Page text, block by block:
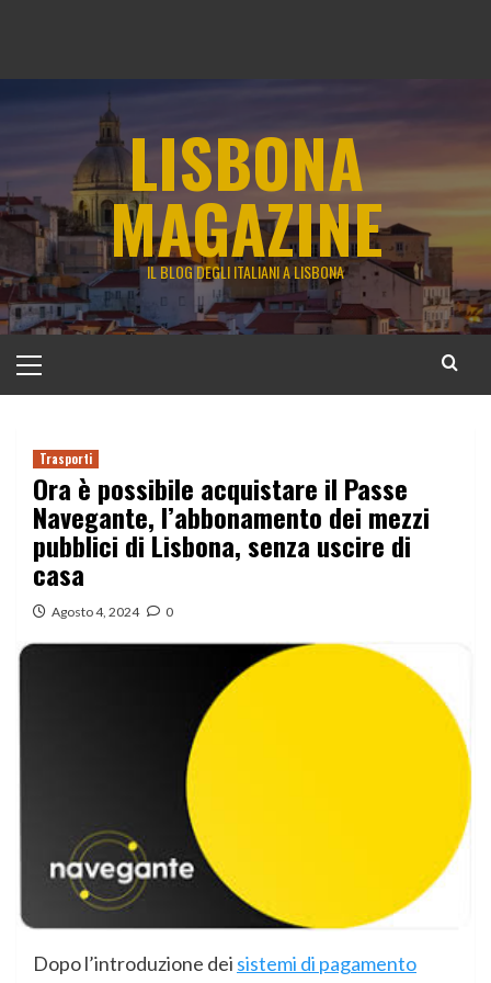
LISBONA
MAGAZINE
IL BLOG DEGLI ITALIANI A LISBONA
principale
Trasporti
Ora è possibile acquistare il Passe
Navegante, l’abbonamento dei mezzi
pubblici di Lisbona, senza uscire di
casa
Agosto 4, 2024 0
Dopo l’introduzione dei sistemi di pagamento